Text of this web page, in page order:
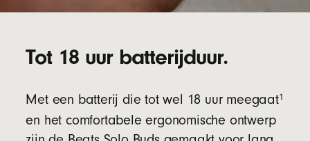
Tot 18 uur batterijduur.
Met een batterij die tot wel 18 uur meegaat1
en het comfortabele ergonomische ontwerp